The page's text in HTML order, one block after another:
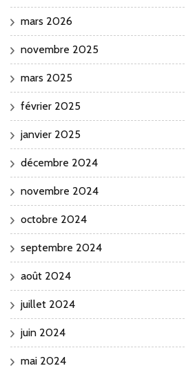
mars 2026
novembre 2025
mars 2025
février 2025
janvier 2025
décembre 2024
novembre 2024
octobre 2024
septembre 2024
août 2024
juillet 2024
juin 2024
mai 2024